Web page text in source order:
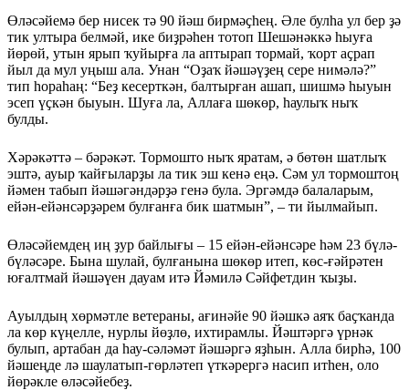
Өләсәйемә бер нисек тә 90 йәш бирмәҫһең. Әле булһа ул бер ҙә
тик ултыра белмәй, ике биҙрәһен тотоп Шешәнәккә һыуға
йөрөй, утын ярып ҡуйырға ла аптырап тормай, ҡорт аҫрап
йыл да мул уңыш ала. Унан “Оҙаҡ йә­шәү­ҙең сере нимәлә?”
тип һораһаң: “Беҙ кесерткән, балтырған ашап, шишмә һы­уын
эсеп үҫкән быуын. Шуға ла, Аллаға шөкөр, һаулыҡ ныҡ
булды.
Хәрәкәттә – бәрәкәт. Тормошто ныҡ яратам, ә бөтөн шатлыҡ
эштә, ауыр ҡайғы­ларҙы ла тик эш кенә еңә. Сәм ул тор­мош­тоң
йәмен табып йәшәгәндәрҙә генә була. Эргәмдә балаларым,
ейән-ейән­сәрҙәрем булғанға бик шатмын”, – ти йылмайып.
Өләсәйем­дең иң ҙур бай­лығы – 15 ейән-ейәнсәре һәм 23 бүлә-
бүләсәре. Бына шулай, бул­ғанына шөкөр итеп, көс-ғәйрәтен
юғалт­май йәшәүен дауам итә Йәмилә Сәй­фетдин ҡыҙы.
Ауылдың хөрмәтле ветераны, ағинә­йе 90 йәшкә аяҡ баҫҡанда
ла көр кү­ңелле, нурлы йөҙлө, ихтирамлы. Йәш­тәргә үрнәк
булып, артабан да һау-сәлә­мәт йәшәргә яҙһын. Алла бирһә, 100
йә­шең­де лә шаулатып-гөрләтеп үткәрергә насип итһен, оло
йөрәкле өләсәйебеҙ.